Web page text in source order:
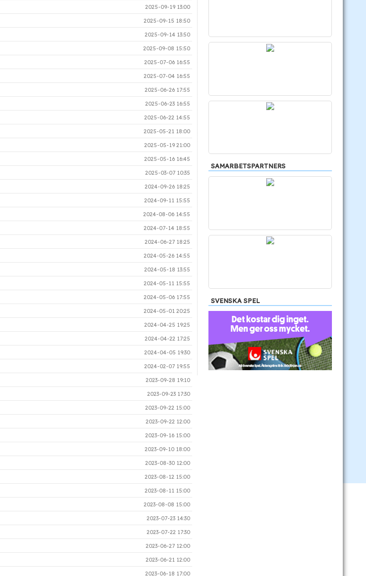
2025-09-19 13:00
2025-09-15 18:50
2025-09-14 13:50
2025-09-08 15:50
2025-07-06 16:55
2025-07-04 16:55
2025-06-26 17:55
2025-06-23 16:55
2025-06-22 14:55
2025-05-21 18:00
2025-05-19 21:00
2025-05-16 16:45
2025-03-07 10:35
2024-09-26 18:25
2024-09-11 15:55
2024-08-06 14:55
2024-07-14 18:55
2024-06-27 18:25
2024-05-26 14:55
2024-05-18 13:55
2024-05-11 15:55
2024-05-06 17:55
2024-05-01 20:25
2024-04-25 19:25
2024-04-22 17:25
2024-04-05 19:30
2024-02-07 19:55
2023-09-28 19:10
2023-09-23 17:30
2023-09-22 15:00
2023-09-22 12:00
2023-09-16 15:00
2023-09-10 18:00
2023-08-30 12:00
2023-08-12 15:00
2023-08-11 15:00
2023-08-08 15:00
2023-07-23 14:30
2023-07-22 17:30
2023-06-27 12:00
2023-06-21 12:00
2023-06-18 17:00
SAMARBETSPARTNERS
SVENSKA SPEL